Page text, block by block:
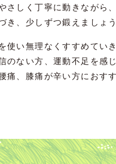
さしく丁寧に動きながら
き、少しずつ鍛えましょう
使い無理なくすすめていき
のない方、運動不足を感
痛、膝痛が辛い方におすす